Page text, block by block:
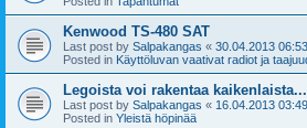
Kenwood TS-480 SAT
Last post by Salpakangas « 30.04.2013 06:53
Posted in Käyttöluvan vaativat radiot ja
Legoista voi rakentaa kaikenlaista...
Last post by Salpakangas « 16.04.2013 03:49
Posted in Yleistä höpinää